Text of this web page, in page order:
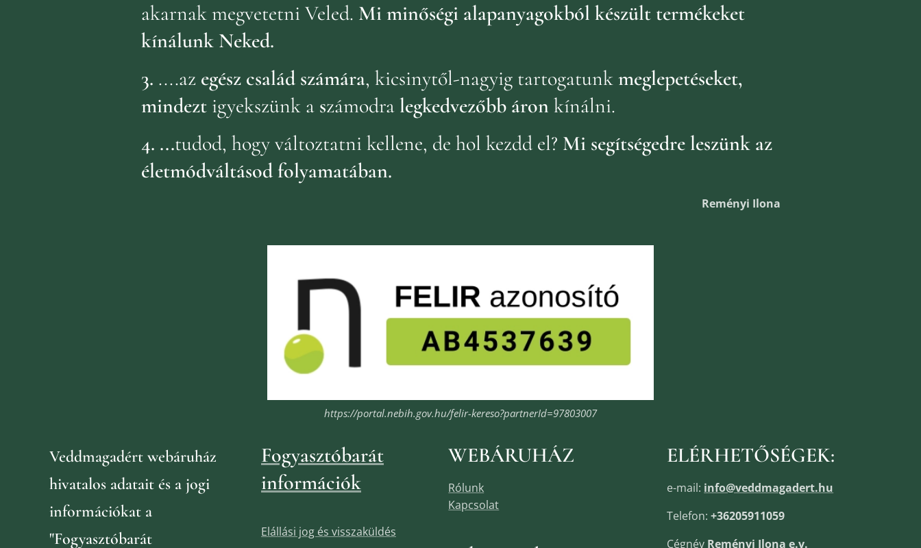
akarnak megvetetni Veled. Mi minőségi alapanyagokból készült termékeket
kínálunk Neked.
3. ....az egész család számára, kicsinytől-nagyig tartogatunkmeglepetéseket,
mindezt igyekszünk aszámodralegkedvezőbb áron kínálni.
4. ...tudod, hogy változtatni kellene, de hol kezdd el? Mi segítségedre leszünk az
életmódváltásod folyamatában.
Reményi Ilona
https://portal.nebih.gov.hu/felir-kereso?partnerId=97803007
Veddmagadért webáruház
hivatalos adatait és a jogi
információkat a
"Fogyasztóbarát
Fogyasztóbarát
információk
Elállási jog és visszaküldés
WEBÁRUHÁZ
Rólunk
Kapcsolat
ELÉRHETŐSÉGEK:
e-mail: info@veddmagadert.hu
Telefon: +36205911059
Cégnév Reményi Ilona e.v.